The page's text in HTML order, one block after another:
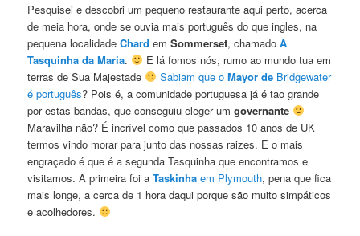
Pesquisei e descobri um pequeno restaurante aqui perto, acerca
de meia hora, onde se ouvia mais português do que ingles, na
pequena localidadeChard emSommerset, chamadoA
Tasquinha da Maria.
E lá fomos nós, rumo ao mundo tua em
terras de Sua Majestade
Sabiam que o Mayor de Bridgewater
é português? Pois é, a comunidade portuguesa já é tao grande
por estas bandas, que conseguiu eleger umgovernante
Maravilha não? É incrível como que passados 10 anos de UK
termos vindo morar para junto das nossas raizes. E o mais
engraçado é que é a segunda Tasquinha que encontramos e
visitamos. A primeira foi aTaskinha em Plymouth, pena que fica
mais longe, a cerca de 1 hora daqui porque são muito simpáticos
e acolhedores.